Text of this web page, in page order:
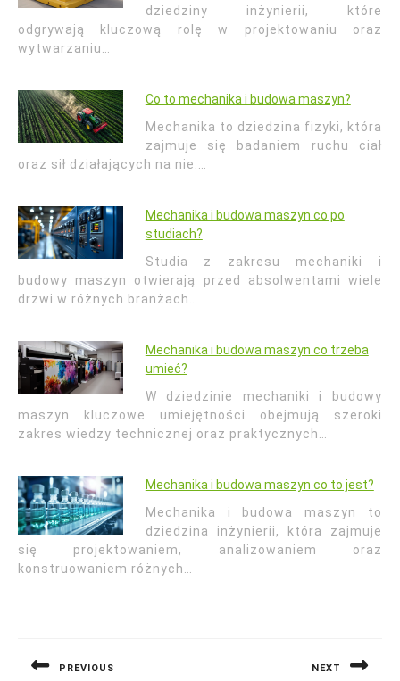
dziedziny inżynierii, które
odgrywają kluczową rolę w projektowaniu oraz
wytwarzaniu…
Co to mechanika i budowa maszyn?
Mechanika to dziedzina fizyki, która
zajmuje się badaniem ruchu ciał
oraz sił działających na nie.…
Mechanika i budowa maszyn co po
studiach?
Studia z zakresu mechaniki i
budowy maszyn otwierają przed absolwentami wiele
drzwi w różnych branżach…
Mechanika i budowa maszyn co trzeba
umieć?
W dziedzinie mechaniki i budowy
maszyn kluczowe umiejętności obejmują szeroki
zakres wiedzy technicznej oraz praktycznych…
Mechanika i budowa maszyn co to jest?
Mechanika i budowa maszyn to
dziedzina inżynierii, która zajmuje
się projektowaniem, analizowaniem oraz
konstruowaniem różnych…
PREVIOUS NEXT